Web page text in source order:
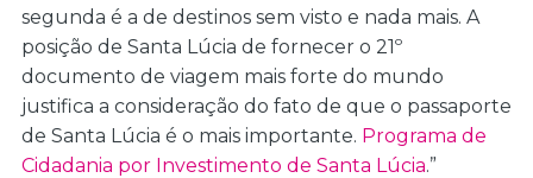
segunda é a de destinos sem visto e nada mais. A
posição de Santa Lúcia de fornecer o 21º
documento de viagem mais forte do mundo
justifica a consideração do fato de que o passaporte
de Santa Lúcia é o mais importante. Programa de
Cidadania por Investimento de Santa Lúcia.”